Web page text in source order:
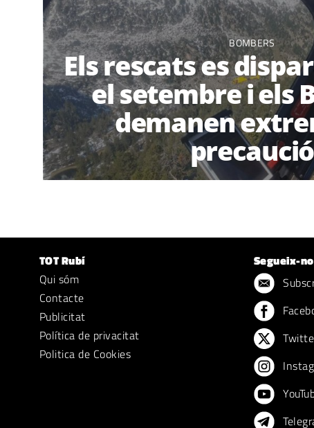
BOMBERS
Els rescats es
el setembre i els
demanen
precaució
TOT Rubí
Qui sóm
Contacte
Publicitat
Política de privacitat
Politica de Cookies
Segueix-